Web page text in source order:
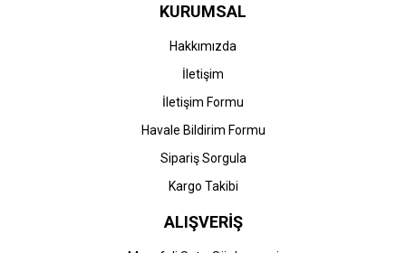
KURUMSAL
Hakkımızda
İletişim
İletişim Formu
Havale Bildirim Formu
Sipariş Sorgula
Kargo Takibi
ALIŞVERİŞ